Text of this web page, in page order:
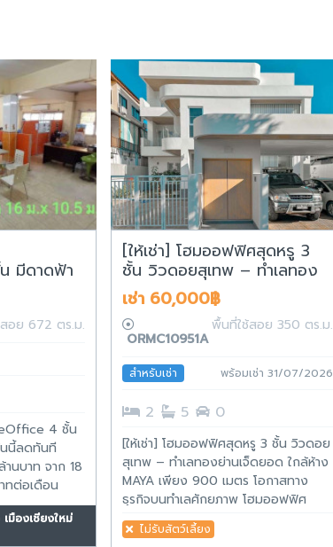
มีดาดฟ้า
ชัดเจน
อย 672 ตร.ม.
4 ชั้น
นนี้ลดทันที
นบาท จาก 18
ทต่อเดือน
สัญญาปีต่อปี)
มีดาดฟ้า
วามกว้าง
เมืองเชียงใหม่
[ให้เช่า] โฮมออฟฟิศสุดหรู 3
ชั้น วิวดอยสุเทพ – ทำเลทอง
ย่านเจ็ดยอด ใกล้ห้าง MAYA
เพียง 900 เมตร
เช่า 60,000฿
ORMC10951A
พื้นที่ใช้สอย 350 ตร.ม.
สำหรับเช่า พร้อมเช่า 31/07/2026
2 5 0
[ให้เช่า] โฮมออฟฟิศสุดหรู 3 ชั้น วิวดอย
สุเทพ – ทำเลทองย่านเจ็ดยอด ใกล้ห้าง
MAYA เพียง 900 เมตร โอกาสทาง
ธุรกิจบนทำเลศักยภาพ โฮมออฟฟิศ
ดีไซน์ทันสมัย พื้นที่กว้างขวางถึง 350
ตารางเมตร พร้อมระเบียงชมวิวดอยสุ
ไม่รับสัตว์เลี้ยง